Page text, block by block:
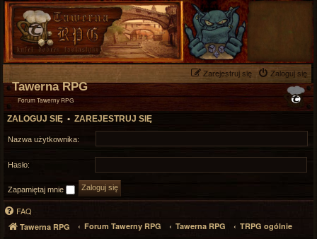
Zaloguj się
Zarejestruj się
Tawerna RPG
Forum Tawerny RPG
ZALOGUJ SIĘ • ZAREJESTRUJ SIĘ
Nazwa użytkownika:
Hasło:
Zapamiętaj mnie
FAQ
Tawerna RPG Forum Tawerny RPG Tawerna RPG TRPG ogólnie